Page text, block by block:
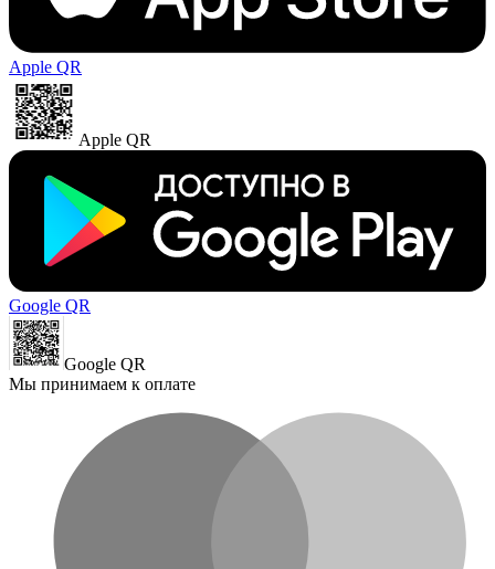
Apple QR
Apple QR
Google QR
Google QR
Мы принимаем к оплате